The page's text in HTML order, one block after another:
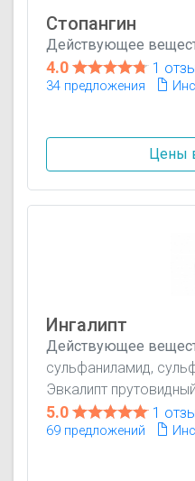
Стопангин
Действующее
4.0 1
34 предложения
Цены
Ингалипт
Действующее
сульфаниламид,
Эвкалипт прутовидный
5.0 1
69 предложений